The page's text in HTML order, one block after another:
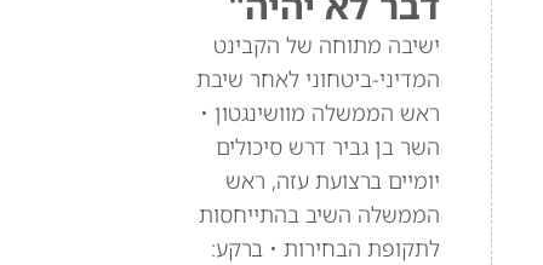
ישיבה מתוחה של הקבינט
המדיני-ביטחוני לאחר שיבת
ראש הממשלה מוושינגטון •
השר בן גביר דרש סיכולים
יומיים ברצועת עזה, ראש
הממשלה השיב בהתייחסות
לתקופת הבחירות • ברקע: